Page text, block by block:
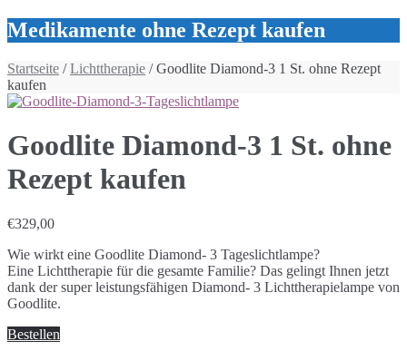
Medikamente ohne Rezept kaufen
Startseite /Lichttherapie / Goodlite Diamond-3 1 St. ohne Rezept
kaufen
Goodlite Diamond-3 1 St. ohne
Rezept kaufen
€329,00
Wie wirkt eine Goodlite Diamond- 3 Tageslichtlampe?
Eine Lichttherapie für die gesamte Familie? Das gelingt Ihnen jetzt
dank der super leistungsfähigen Diamond- 3 Lichttherapielampe von
Goodlite.
Bestellen